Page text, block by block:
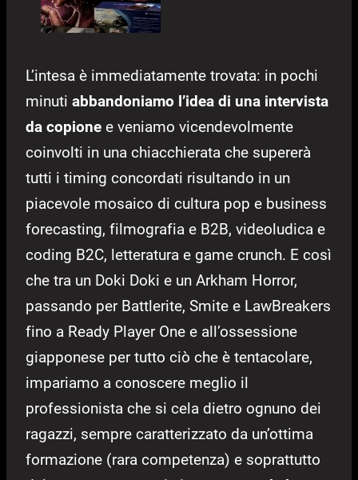
L’intesa è immediatamente trovata: in pochi
minuti abbandoniamo l’idea di una intervista
da copione e veniamo vicendevolmente
coinvolti in una chiacchierata che supererà
tutti i timing concordati risultando in un
piacevole mosaico di cultura pop e business
forecasting, filmografia e B2B, videoludica e
coding B2C, letteratura e game crunch. E così
che tra un Doki Doki e un Arkham Horror,
passando per Battlerite, Smite e LawBreakers
fino a Ready Player One e all’ossessione
giapponese per tutto ciò che è tentacolare,
impariamo a conoscere meglio il
professionista che si cela dietro ognuno dei
ragazzi, sempre caratterizzato da un’ottima
formazione (rara competenza) e soprattutto